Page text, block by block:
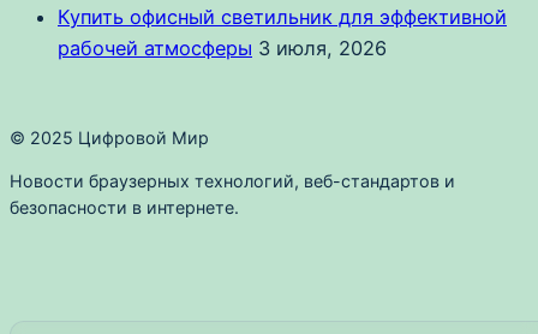
Купить офисный светильник для эффективной
рабочей атмосферы 3 июля, 2026
© 2025 Цифровой Мир
Новости браузерных технологий, веб-стандартов и
безопасности в интернете.